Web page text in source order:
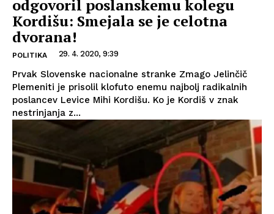
odgovoril poslanskemu kolegu
Kordišu: Smejala se je celotna
dvorana!
POLITIKA 29. 4. 2020, 9:39
Prvak Slovenske nacionalne stranke Zmago Jelinčič
Plemeniti je prisolil klofuto enemu najbolj radikalnih
poslancev Levice Mihi Kordišu. Ko je Kordiš v znak
nestrinjanja z...